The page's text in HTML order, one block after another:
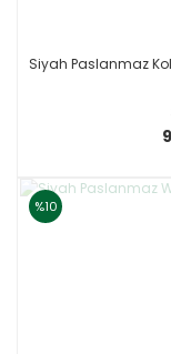
Siyah Paslanmaz
%10